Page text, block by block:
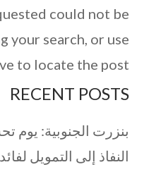
could not be
your search, or use
to locate the post.
RECENT POSTS
بنزرت الجنوبية: يوم
النفاذ إلى التمويل